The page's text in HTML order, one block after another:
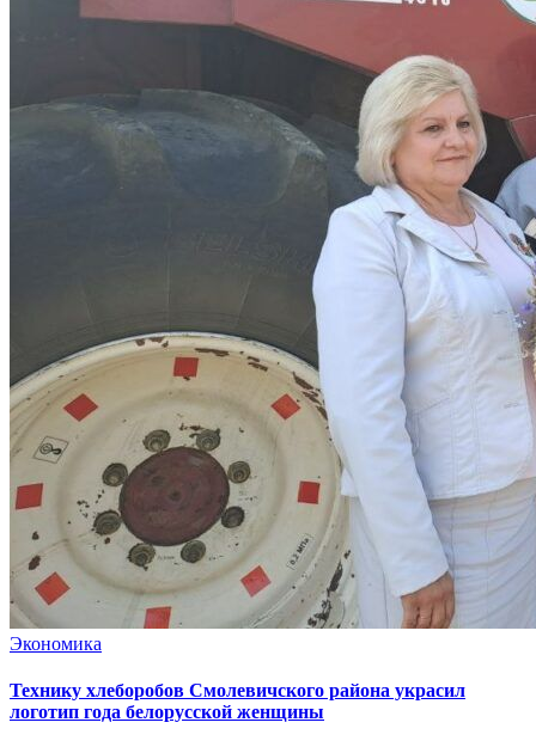
Экономика
Технику хлеборобов Смолевичского района украсил
логотип года белорусской женщины